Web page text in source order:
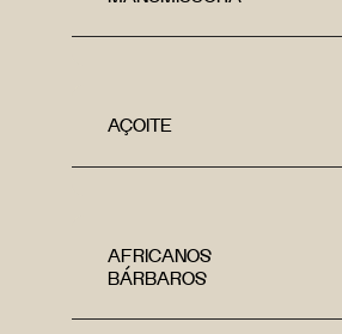
AÇOITE
AFRICANOS
BÁRBAROS